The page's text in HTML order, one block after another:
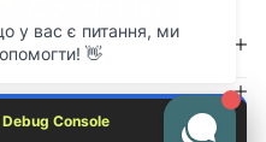
Console